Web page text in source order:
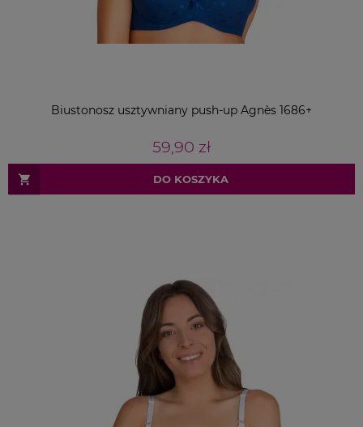
Biustonosz usztywniany push-up Agnès 1686+
59,90 zł
DO KOSZYKA